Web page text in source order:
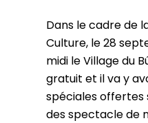
Dans le cadre de
Culture, le 28
midi le Village du
gratuit et il va y
spéciales offertes
des spectacle de